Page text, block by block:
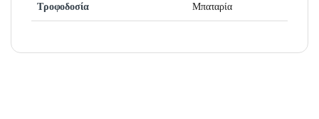
Τροφοδοσία Μπαταρία